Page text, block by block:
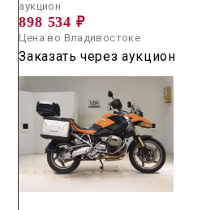
аукцион
898 534 ₽
Цена во Владивостоке
Заказать через аукцион